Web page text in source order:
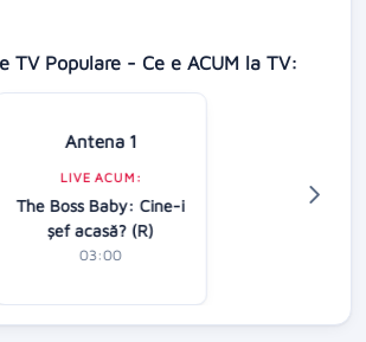
TV Populare - Ce e ACUM la TV:
Antena 1
LIVE ACUM:
The Boss Baby: Cine-i
şef acasă? (R)
03:00